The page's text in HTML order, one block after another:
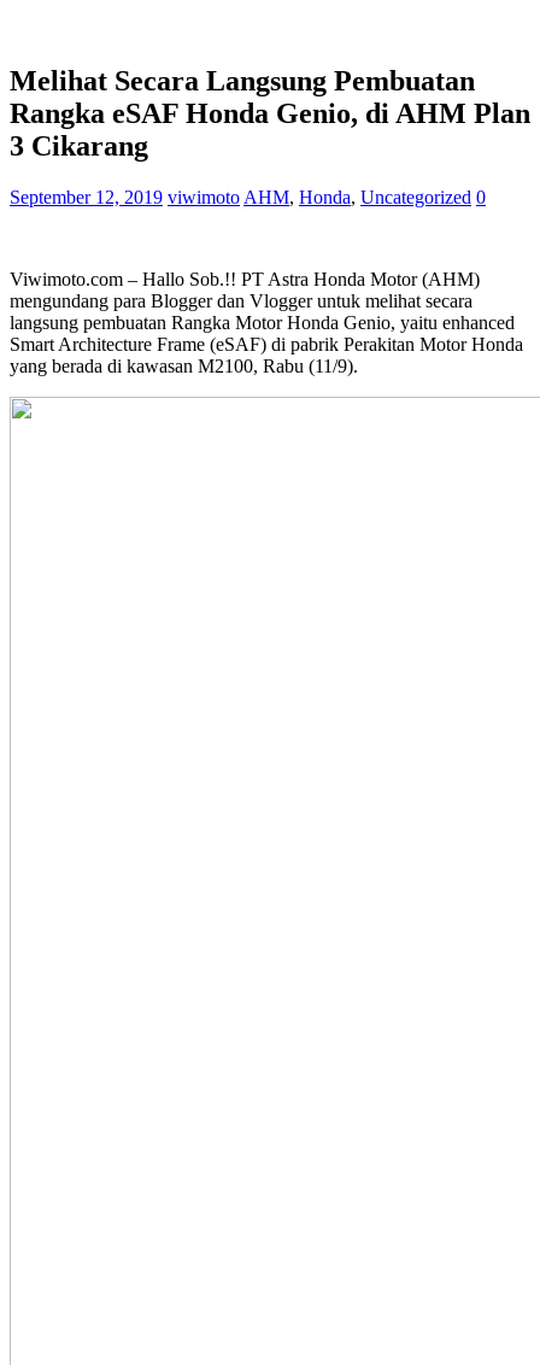
Melihat Secara Langsung Pembuatan
Rangka eSAF Honda Genio, di AHM Plan
3 Cikarang
September 12, 2019 viwimoto AHM, Honda, Uncategorized 0
Viwimoto.com – Hallo Sob.!! PT Astra Honda Motor (AHM)
mengundang para Blogger dan Vlogger untuk melihat secara
langsung pembuatan Rangka Motor Honda Genio, yaitu enhanced
Smart Architecture Frame (eSAF) di pabrik Perakitan Motor Honda
yang berada di kawasan M2100, Rabu (11/9).